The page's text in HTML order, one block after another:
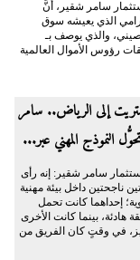
سامر شقير، أنَّ
الذي يعيشه سوق
والذي يوصف بـ
رؤوس الأموال العالمية
إلى الرياض.. سامر
النموذج المهني عبر...
سامر شقير: إنه رأى
ناجحتين داخل بيئة مهنية
إحداهما كانت تحمل
هادئة، بينما كانت الأخرى
في وقتٍ كان الفريق من